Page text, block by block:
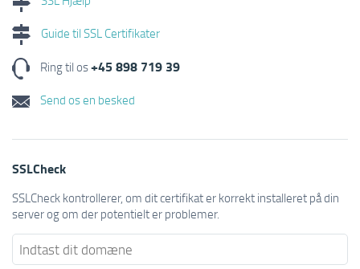
Guide til SSL Certifikater
Ring til os+45 898 719 39
Send os en besked
SSLCheck
SSLCheck kontrollerer, om dit certifikat er korrekt installeret på din
server og om der potentielt er problemer.